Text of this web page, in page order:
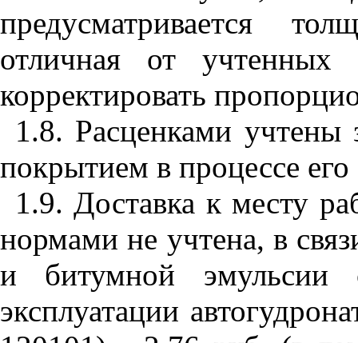
предусматривается
отличная от учтенных
корректировать
1.8. Расценками
покрытием в процессе
1.9. Доставка к месту
нормами не учтена, в
и битумной эмульсии
эксплуатации